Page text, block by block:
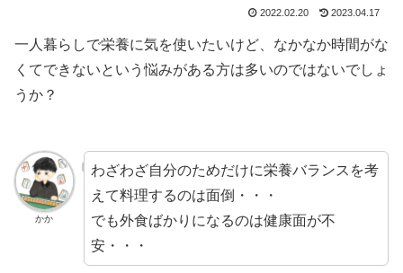
2022.02.20 2023.04.17
一人暮らしで栄養に気を使いたいけど、なかなか時間がな
くてできないという悩みがある方は多いのではないでしょ
うか？
かか
わざわざ自分のためだけに栄養バランスを考
えて料理するのは面倒・・・
でも外食ばかりになるのは健康面が不
安・・・